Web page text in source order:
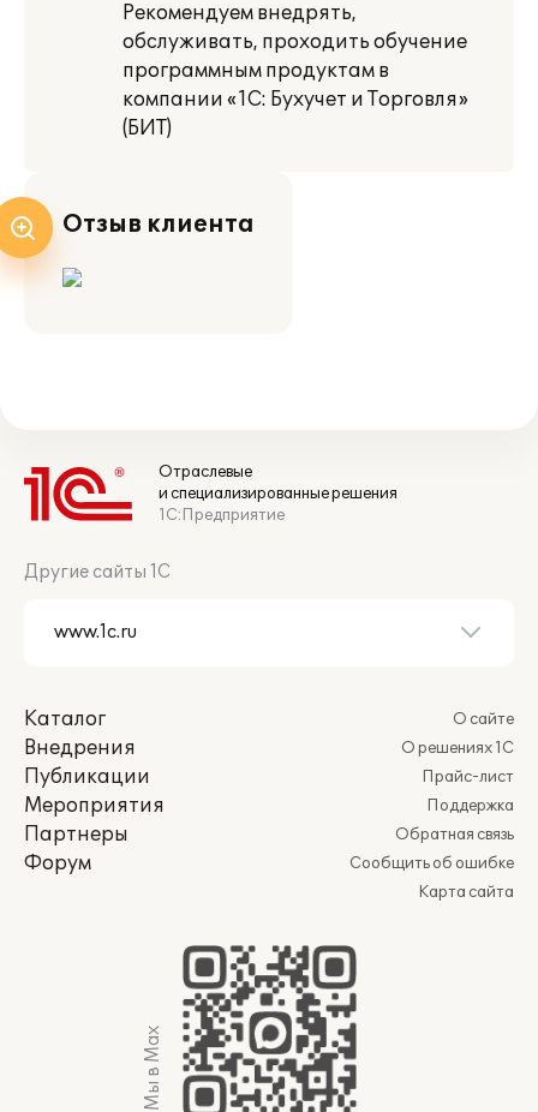
Рекомендуем внедрять,
обслуживать, проходить обучение
программным продуктам в
компании «1С: Бухучет и Торговля»
(БИТ)
Отзыв клиента
Отраслевые
и специализированные решения
1С:Предприятие
Другие сайты 1С
Каталог
Внедрения
Публикации
Мероприятия
Партнеры
Форум
О сайте
О решениях 1С
Прайс-лист
Поддержка
Обратная связь
Сообщить об ошибке
Карта сайта
Мы в Max